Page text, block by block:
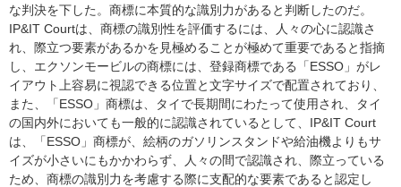
な判決を下した。商標に本質的な識別力があると判断したのだ。
IP&IT Courtは、商標の識別性を評価するには、人々の心に認識さ
れ、際立つ要素があるかを見極めることが極めて重要であると指摘
し、エクソンモービルの商標には、登録商標である「ESSO」がレ
イアウト上容易に視認できる位置と文字サイズで配置されており、
また、「ESSO」商標は、タイで長期間にわたって使用され、タイ
の国内外においても一般的に認識されているとして、IP&IT Court
は、「ESSO」商標が、絵柄のガソリンスタンドや給油機よりもサ
イズが小さいにもかかわらず、人々の間で認識され、際立っている
ため、商標の識別力を考慮する際に支配的な要素であると認定し